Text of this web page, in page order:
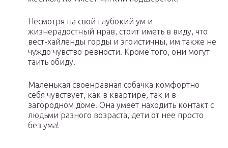
Несмотря на свой глубокий ум и
жизнерадостный нрав, стоит иметь в виду, что
вест-хайленды горды и эгоистичны, им также не
чуждо чувство ревности. Кроме того, они могут
таить обиду.
Маленькая своенравная собачка комфортно
себя чувствует, как в квартире, так и в
загородном доме. Она умеет находить контакт с
людьми разного возраста, дети от нее просто
без ума!